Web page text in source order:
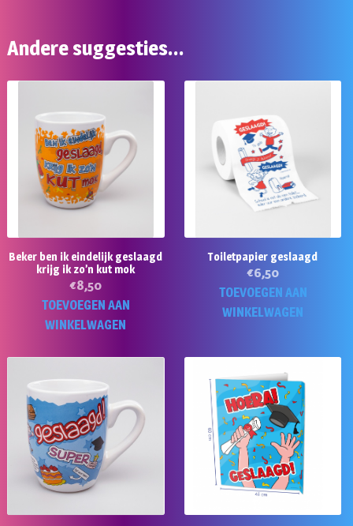
Andere suggesties…
Beker ben ik eindelijk geslaagd
krijg ik zo’n kut mok
€8,50
TOEVOEGEN AAN
WINKELWAGEN
Toiletpapier geslaagd
€6,50
TOEVOEGEN AAN
WINKELWAGEN